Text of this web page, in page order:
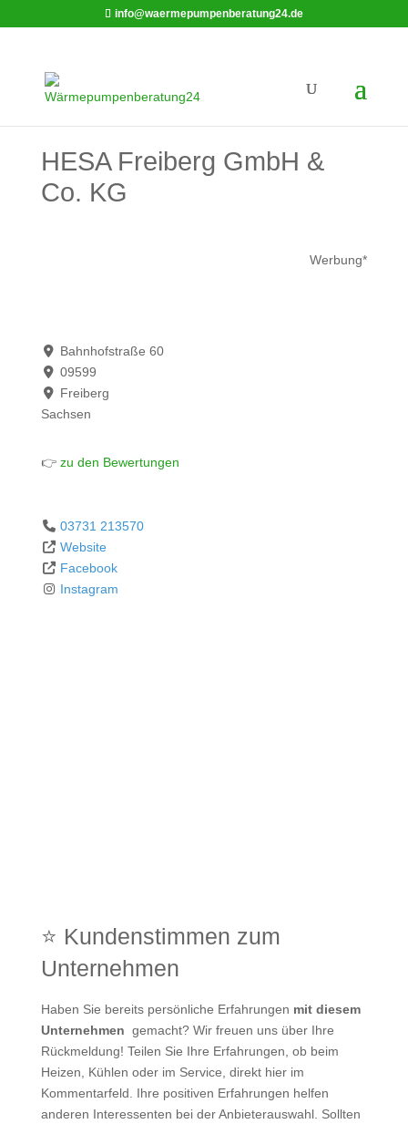
info@waermepumpenberatung24.de
HESA Freiberg GmbH &
Co. KG
Werbung*
Bahnhofstraße 60
09599
Freiberg
Sachsen
👉zu den Bewertungen
03731 213570
Website
Facebook
Instagram
⭐ Kundenstimmen zum
Unternehmen
Haben Sie bereits persönliche Erfahrungen mit diesem
Unternehmen gemacht? Wir freuen uns über Ihre
Rückmeldung! Teilen Sie Ihre Erfahrungen, ob beim
Heizen, Kühlen oder im Service, direkt hier im
Kommentarfeld. Ihre positiven Erfahrungen helfen
anderen Interessenten bei der Anbieterauswahl. Sollten